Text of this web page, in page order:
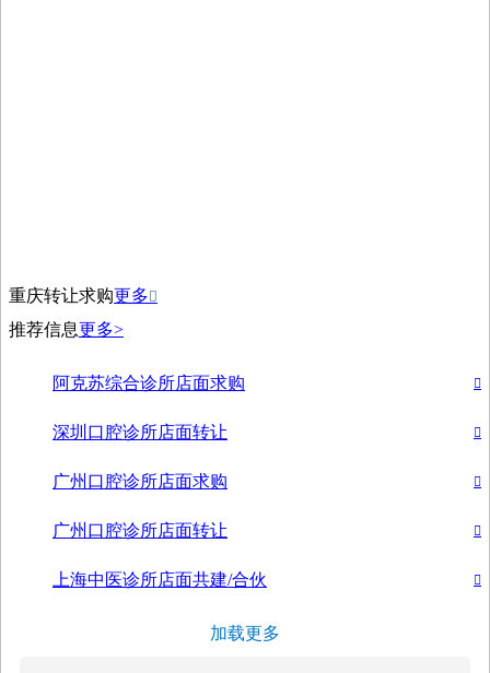
重庆转让求购更多 
推荐信息更多>
阿克苏综合诊所店面求购 
深圳口腔诊所店面转让 
广州口腔诊所店面求购 
广州口腔诊所店面转让 
上海中医诊所店面共建/合伙 
加载更多